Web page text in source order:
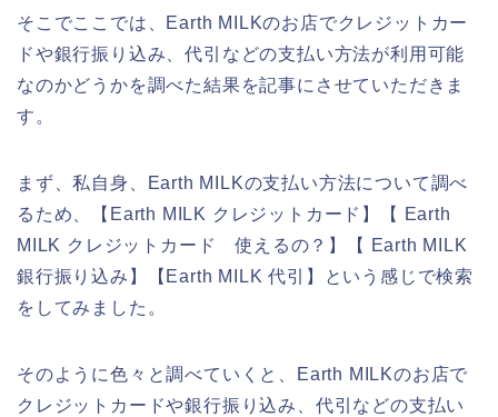
そこでここでは、Earth MILKのお店でクレジットカー
ドや銀行振り込み、代引などの支払い方法が利用可能
なのかどうかを調べた結果を記事にさせていただきま
す。
まず、私自身、Earth MILKの支払い方法について調べ
るため、【Earth MILK クレジットカード】【 Earth
MILK クレジットカード 使えるの？】【 Earth MILK
銀行振り込み】【Earth MILK 代引】という感じで検索
をしてみました。
そのように色々と調べていくと、Earth MILKのお店で
クレジットカードや銀行振り込み、代引などの支払い